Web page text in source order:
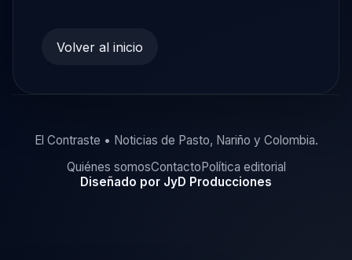
Volver al inicio
El Contraste • Noticias de Pasto, Nariño y Colombia.
Quiénes somosContactoPolítica editorial
Diseñado por JyD Producciones